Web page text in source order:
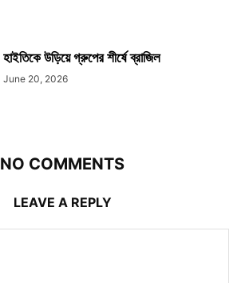
হাইতিকে উড়িয়ে গ্রুপের শীর্ষে ব্রাজিল
June 20, 2026
NO COMMENTS
LEAVE A REPLY